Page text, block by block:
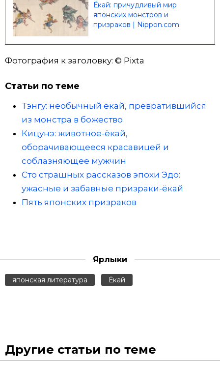
Ёкай: причудливый мир
японских монстров и
призраков | Nippon.com
Фотография к заголовку: © Pixta
Статьи по теме
Тэнгу: необычный ёкай, превратившийся
из монстра в божество
Кицунэ: животное-ёкай,
оборачивающееся красавицей и
соблазняющее мужчин
Сто страшных рассказов эпохи Эдо:
ужасные и забавные призраки-ёкай
Пять японских призраков
Ярлыки
японская литература Ёкай
Другие статьи по теме